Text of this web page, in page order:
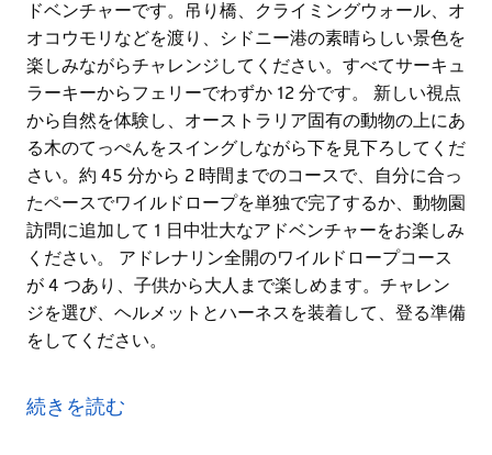
ドベンチャーです。吊り橋、クライミングウォール、オ
オコウモリなどを渡り、シドニー港の素晴らしい景色を
楽しみながらチャレンジしてください。すべてサーキュ
ラーキーからフェリーでわずか 12 分です。 新しい視点
から自然を体験し、オーストラリア固有の動物の上にあ
る木のてっぺんをスイングしながら下を見下ろしてくだ
さい。約 45 分から 2 時間までのコースで、自分に合っ
たペースでワイルドロープを単独で完了するか、動物園
訪問に追加して 1 日中壮大なアドベンチャーをお楽しみ
ください。 アドレナリン全開のワイルドロープコース
が 4 つあり、子供から大人まで楽しめます。チャレン
ジを選び、ヘルメットとハーネスを装着して、登る準備
をしてください。
シドニーを新たな高さから眺めましょう。究極の空中ア
ドベンチャーです。吊り橋、クライミングウォール、オ
続きを読む